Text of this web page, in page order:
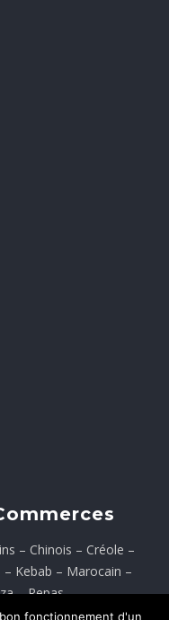
– Chinois – Créole –
– Kebab – Marocain –
–Repas
fonctionnement d'un